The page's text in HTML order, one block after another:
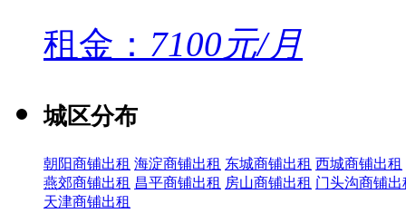
租金： 7100元/月
城区分布
朝阳商铺出租 海淀商铺出租 东城商铺出租 西城商铺出租
燕郊商铺出租 昌平商铺出租 房山商铺出租 门头沟商铺出
天津商铺出租